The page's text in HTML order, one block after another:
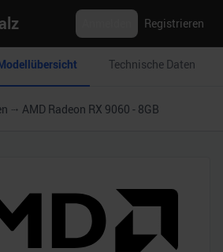
Registrieren
Technische Daten
AMD Radeon RX 9060 - 8GB